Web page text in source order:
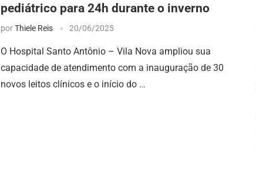
pediátrico para 24h durante o inverno
porThiele Reis 20/06/2025
O Hospital Santo Antônio – Vila Nova ampliou sua
capacidade de atendimento com a inauguração de 30
novos leitos clínicos e o início do …